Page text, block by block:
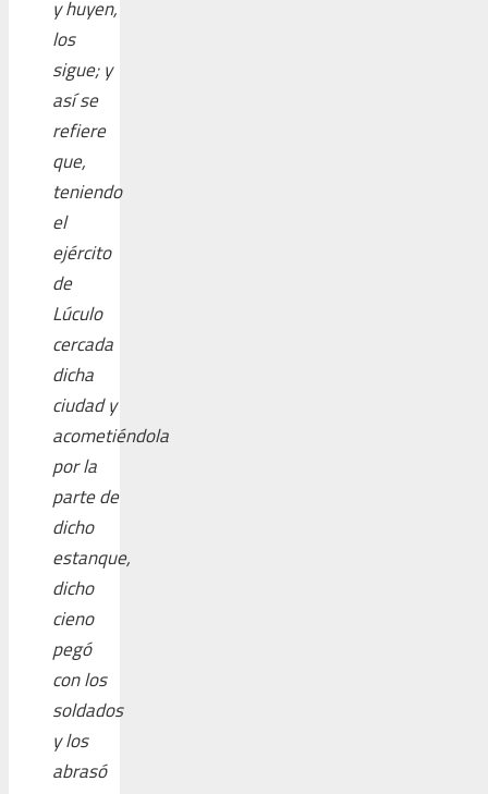
y huyen,
los
sigue; y
así se
refiere
que,
teniendo
el
ejército
de
Lúculo
cercada
dicha
ciudad y
acometiéndola
por la
parte de
dicho
estanque,
dicho
cieno
pegó
con los
soldados
y los
abrasó